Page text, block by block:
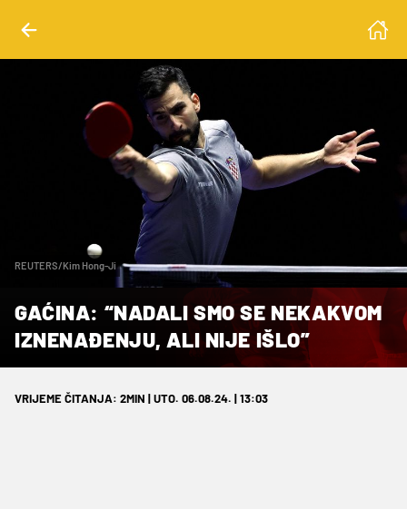
REUTERS/Kim Hong-Ji
GAĆINA: “NADALI SMO SE NEKAKVOM
IZNENAĐENJU, ALI NIJE IŠLO”
VRIJEME ČITANJA: 2MIN | UTO. 06.08.24. | 13:03